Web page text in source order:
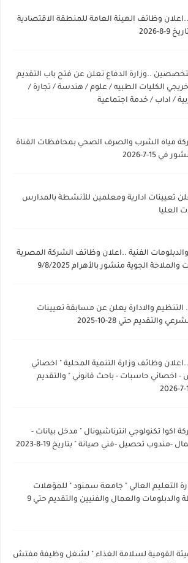
وظائف الهيئة العامة للمنطقة الاقتصادية
2026
..وزارة الدفاع تعلن عن فتح باب التقديم
خريجي الكليات الطبيه / علوم / هندسة / تجارة /
/ اداب / خدمة اجتماعية
مياه الشرب والصرف الصحي بمحافظات القناة
15-7-2026
تعيينات ادارية ومعلمين للأنشطة بالمدارس
العليا
الفنية ..اعلان وظائف الشركة المصرية
الجوية منشور بالأهرام 9/8/2025
التنظيم والادارة يعلن عن مسابقة تعيينات
حتي 28-10-2025
وظائف وزارة التنمية المحلية " اخصائي
حاسبات - باحث قانوني " والتقديم
اكوا تكنولوجي انترناشيونال " مدخل بيانات -
تحصيل -فني صيانة " بتاريخ 19-8-2023
التعليم العالي " جامعة سمنود " للمؤهلات
العليا والمتوسطة والدبلومات والعمال والفنيين والتقديم حتي 9
القومية لسلامة الغذاء " لشغل وظيفة مفتش